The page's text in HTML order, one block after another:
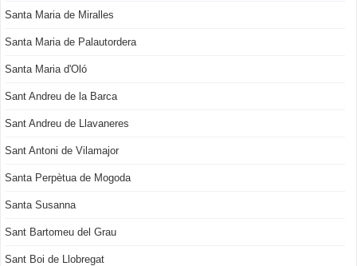
Santa Maria de Miralles
Santa Maria de Palautordera
Santa Maria d'Oló
Sant Andreu de la Barca
Sant Andreu de Llavaneres
Sant Antoni de Vilamajor
Santa Perpètua de Mogoda
Santa Susanna
Sant Bartomeu del Grau
Sant Boi de Llobregat